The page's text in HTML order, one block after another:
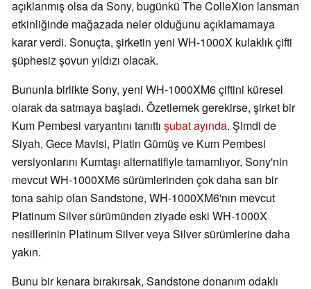
açıklanmış olsa da Sony, bugünkü The ColleXion lansman
etkinliğinde mağazada neler olduğunu açıklamamaya
karar verdi. Sonuçta, şirketin yeni WH-1000X kulaklık çifti
şüphesiz şovun yıldızı olacak.
Bununla birlikte Sony, yeni WH-1000XM6 çiftini küresel
olarak da satmaya başladı. Özetlemek gerekirse, şirket bir
Kum Pembesi varyantını tanıttı şubat ayında. Şimdi de
Siyah, Gece Mavisi, Platin Gümüş ve Kum Pembesi
versiyonlarını Kumtaşı alternatifiyle tamamlıyor. Sony'nin
mevcut WH-1000XM6 sürümlerinden çok daha sarı bir
tona sahip olan Sandstone, WH-1000XM6'nın mevcut
Platinum Silver sürümünden ziyade eski WH-1000X
nesillerinin Platinum Silver veya Silver sürümlerine daha
yakın.
Bunu bir kenara bırakırsak, Sandstone donanım odaklı